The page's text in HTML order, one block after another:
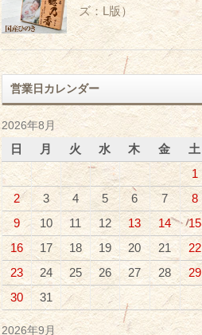
ズ：L版）
営業日カレンダー
2026年8月
日 月 火 水 木 金
土
1
2
3 4 5 6 7
8
9
10 11 12 13 14
15
16
17 18 19 20 21
22
23
24 25 26 27 28
29
30
31
2026年9月